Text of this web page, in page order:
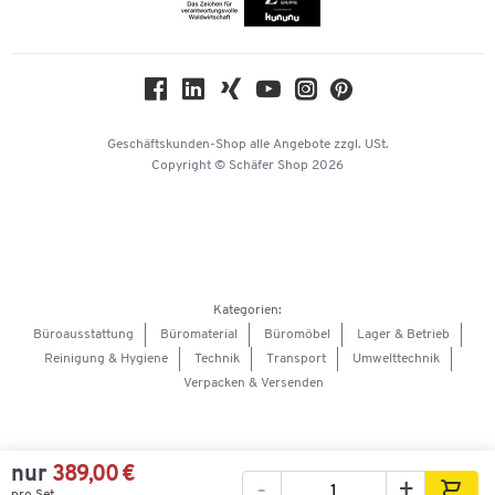
nur 389,00 €
KinderHerz Zukunftsfonds
Barrierefreiheitserklärung
Onlinebewerbung Lieferant
Geschäftskunden-Shop alle Angebote zzgl. USt.
Copyright © Schäfer Shop 2026
Kategorien:
Büroausstattung
Büromaterial Büromöbel
Lager & Betrieb
Reinigung & Hygiene
Technik Transport
Umwelttechnik
Verpacken & Versenden